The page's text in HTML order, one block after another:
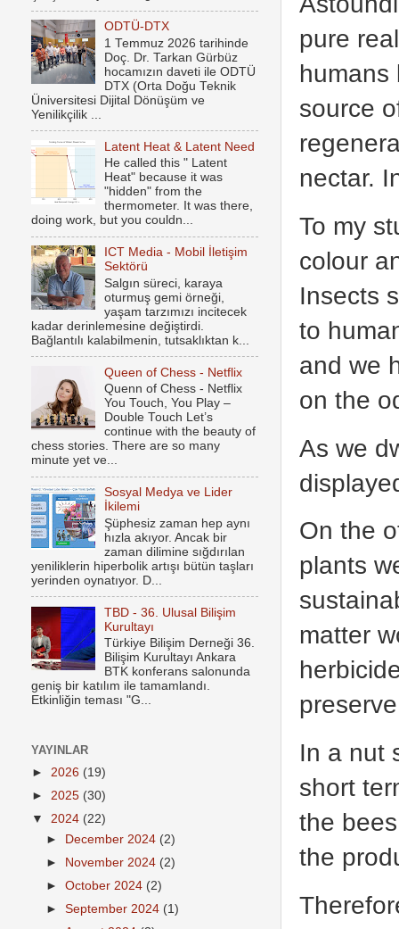
pure
humans
source
nectar.
To my
colour
Insects
to
and we
on the
As we
On the
plants
matter
In a nut
short
the
the
ODTÜ-DTX
1 Temmuz 2026 tarihinde
Doç. Dr. Tarkan Gürbüz
hocamızın daveti ile ODTÜ
DTX (Orta Doğu Teknik
Üniversitesi Dijital Dönüşüm ve
Yenilikçilik ...
Latent Heat & Latent Need
He called this " Latent
Heat" because it was
"hidden" from the
thermometer. It was there,
doing work, but you couldn...
ICT Media - Mobil İletişim
Sektörü
Salgın süreci, karaya
oturmuş gemi örneği,
yaşam tarzımızı incitecek
kadar derinlemesine değiştirdi.
Bağlantılı kalabilmenin, tutsaklıktan k...
Queen of Chess - Netflix
Quenn of Chess - Netflix
You Touch, You Play –
Double Touch Let’s
continue with the beauty of
chess stories. There are so many
minute yet ve...
Sosyal Medya ve Lider
İkilemi
Şüphesiz zaman hep aynı
hızla akıyor. Ancak bir
zaman dilimine sığdırılan
yeniliklerin hiperbolik artışı bütün taşları
yerinden oynatıyor. D...
TBD - 36. Ulusal Bilişim
Kurultayı
Türkiye Bilişim Derneği 36.
Bilişim Kurultayı Ankara
BTK konferans salonunda
geniş bir katılım ile tamamlandı.
Etkinliğin teması "G...
YAYINLAR
► 2026 (19)
► 2025 (30)
▼ 2024 (22)
►
December 2024 (2)
►
November 2024 (2)
►October 2024 (2)
►September 2024 (1)